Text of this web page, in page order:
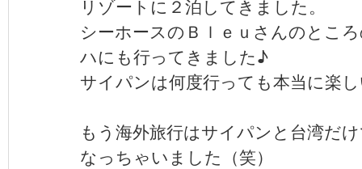
リゾートに２泊してきました。
シーホースのＢｌｅｕさんのとこ
ハにも行ってきました♪
サイパンは何度行っても本当に楽
もう海外旅行はサイパンと台湾だ
なっちゃいました（笑）